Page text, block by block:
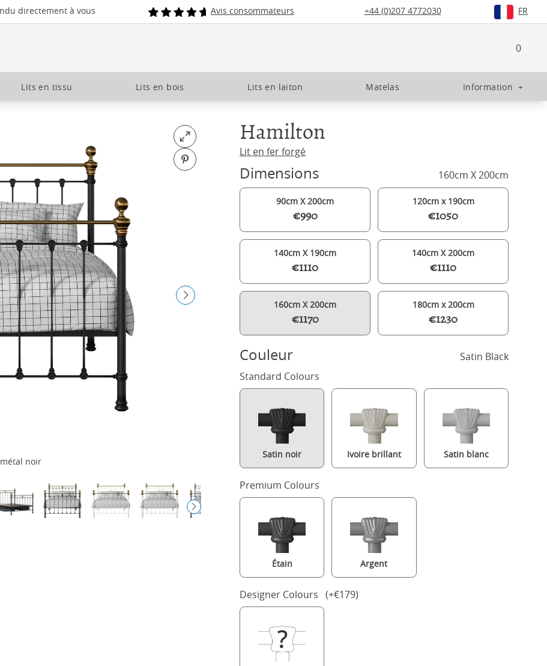
directement à vous Avis consommateurs +44 (0)207 4772030 FR
0
Lits en tissu Lits en bois Lits en laiton Matelas Information +
Open fullscreen
Pin on Pinterest
noir Hamilton lit en métal noir avec matelas
Hamilton
Lit en fer forgé
Dimensions 160cm X 200cm
90cm X 200cm
€990
120cm x 190cm
€1050
140cm X 190cm
€1110
140cm X 200cm
€1110
160cm X 200cm
€1170
180cm x 200cm
€1230
Couleur
Satin Black
Standard Colours
Satin noir Ivoire brillant Satin blanc
Premium Colours
Étain Argent
Designer Colours (+€179)